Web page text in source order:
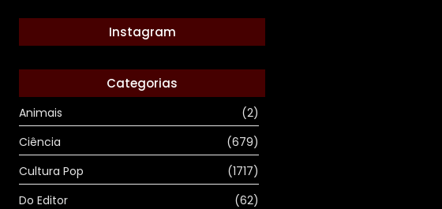
Instagram
Categorias
Animais
(2)
Ciência
(679)
Cultura Pop
(1717)
Do Editor
(62)